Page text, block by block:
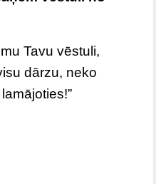
Tavu vēstuli,
dārzu, neko